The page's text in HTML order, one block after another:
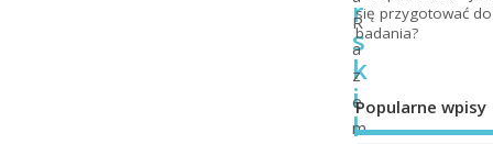
r
s
k
i
l
R
a
z
e
m
się przygotować do
badania?
Popularne wpisy